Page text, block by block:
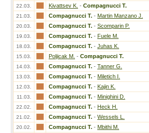
22.03. Kivattsev K. - Compagnucci T.
21.03. Compagnucci T. - Martin Manzano J.
20.03. Compagnucci T. - Scomparin P.
19.03. Compagnucci T. - Fuele M.
18.03. Compagnucci T. - Juhas K.
15.03. Poljicak M. - Compagnucci T.
14.03. Compagnucci T. - Tanner G.
13.03. Compagnucci T. - Miletich I.
12.03. Compagnucci T. - Kajin K.
11.03. Compagnucci T. - Minighini D.
22.02. Compagnucci T. - Heck H.
21.02. Compagnucci T. - Wessels L.
20.02. Compagnucci T. - Mbithi M.